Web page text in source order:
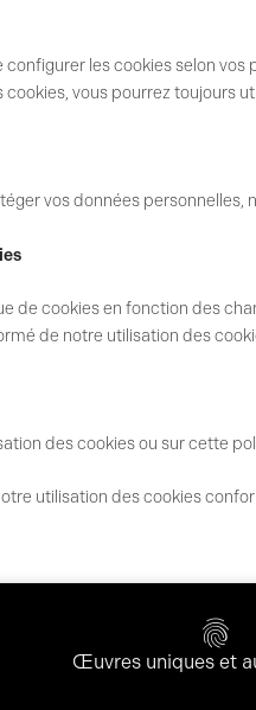
les cookies selon
cookies, vous pourrez
vos données
de cookies en fonction des
de notre utilisation des
des cookies ou sur cette
utilisation des cookies
Œuvres uniques et